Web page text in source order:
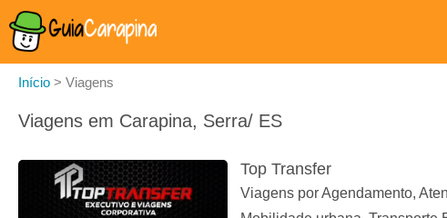
Início > Viagens
Viagens em Carapina, Serra/ ES
Top Transfer
Viagens por Agendamento,